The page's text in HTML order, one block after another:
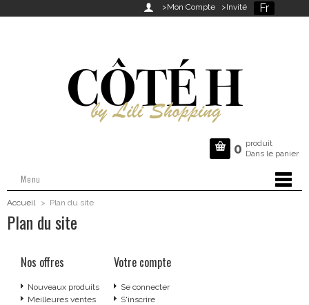
Fr
 >Mon Compte >Invité
 0 produit
Dans le panier
Menu
Accueil > Plan du site
Plan du site
Nos offres
Nouveaux produits
Meilleures ventes
Votre compte
Se connecter
S'inscrire